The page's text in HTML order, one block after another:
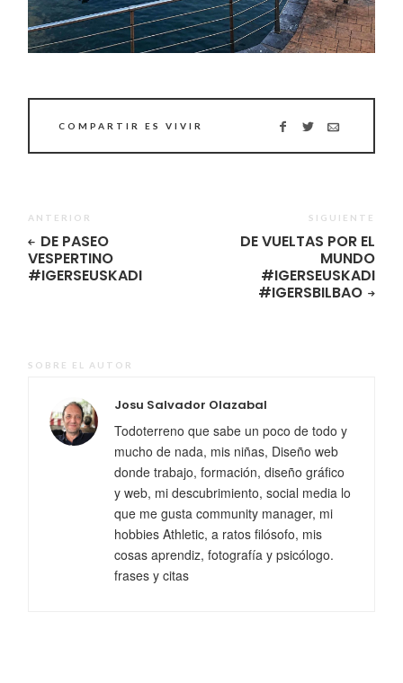
COMPARTIR ES VIVIR
ANTERIOR
DE PASEO
VESPERTINO
#IGERSEUSKADI
SIGUIENTE
DE VUELTAS POR EL
MUNDO
#IGERSEUSKADI
#IGERSBILBAO
SOBRE EL AUTOR
Josu Salvador Olazabal
Todoterreno que sabe un poco de todo y
mucho de nada, mis niñas, Diseño web
donde trabajo, formación, diseño gráfico
y web, mi descubrimiento, social media lo
que me gusta community manager, mi
hobbies Athletic, a ratos filósofo, mis
cosas aprendiz, fotografía y psicólogo.
frases y citas